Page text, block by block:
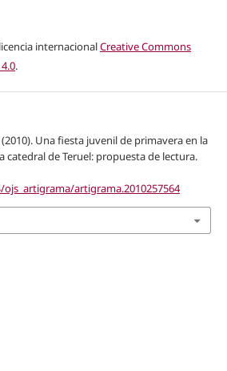
internacionalCreative Commons
.
Una fiesta juvenil de primavera en la
catedral de Teruel: propuesta de lectura.
artigrama.2010257564